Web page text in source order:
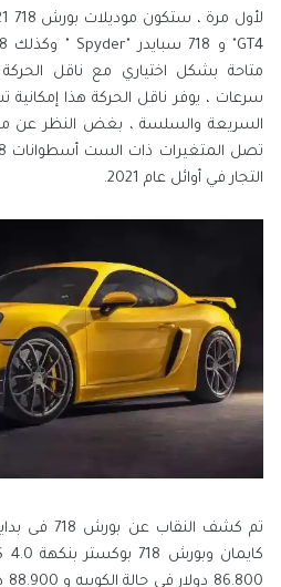
سرعات ، يوفر ناقل الحركة هذا
السريعة والسلسة ، بغض النظر عن
التجار في أوائل عام 2021.